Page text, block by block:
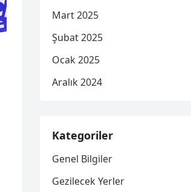
Mart 2025
Şubat 2025
Ocak 2025
Aralık 2024
Kategoriler
Genel Bilgiler
Gezilecek Yerler